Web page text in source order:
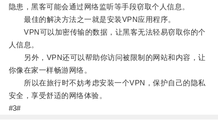
隐患，黑客可能会通过网络监听等手段窃取个人信息。
最佳的解决方法之一就是安装VPN应用程序。
VPN可以加密传输的数据，让黑客无法轻易窃取你的个
人信息。
另外，VPN还可以帮助你访问被限制的网站和内容，让
你像在家一样畅游网络。
所以在旅行时不妨考虑安装一个VPN，保护自己的隐私
安全，享受舒适的网络体验。
#3#